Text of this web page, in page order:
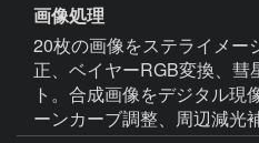
画像処理
20枚の画像をステライメー
正、ベイヤーRGB変換、彗
ト。合成画像をデジタル現
ーンカーブ調整、周辺減光